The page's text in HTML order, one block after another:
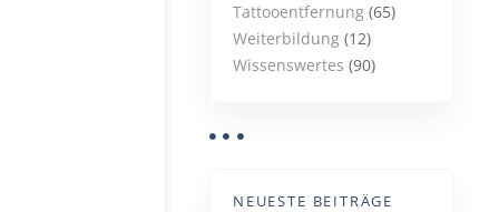
Tattooentfernung (65)
Weiterbildung (12)
Wissenswertes (90)
NEUESTE BEITRÄGE